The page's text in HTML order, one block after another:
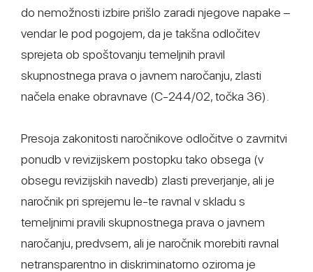
do nemožnosti izbire prišlo zaradi njegove napake –
vendar le pod pogojem, da je takšna odločitev
sprejeta ob spoštovanju temeljnih pravil
skupnostnega prava o javnem naročanju, zlasti
načela enake obravnave (C-244/02, točka 36).
Presoja zakonitosti naročnikove odločitve o zavrnitvi
ponudb v revizijskem postopku tako obsega (v
obsegu revizijskih navedb) zlasti preverjanje, ali je
naročnik pri sprejemu le-te ravnal v skladu s
temeljnimi pravili skupnostnega prava o javnem
naročanju, predvsem, ali je naročnik morebiti ravnal
netransparentno in diskriminatorno oziroma je